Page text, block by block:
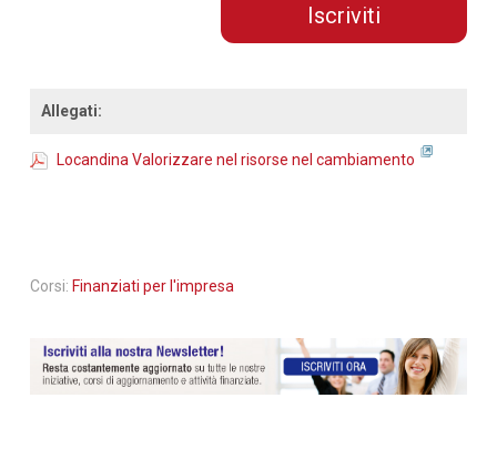
Iscriviti
Allegati:
Locandina Valorizzare nel risorse nel cambiamento
Corsi: Finanziati per l'impresa